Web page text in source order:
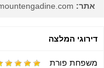
אתר:
דירוגי המלצה
משפחת פורת